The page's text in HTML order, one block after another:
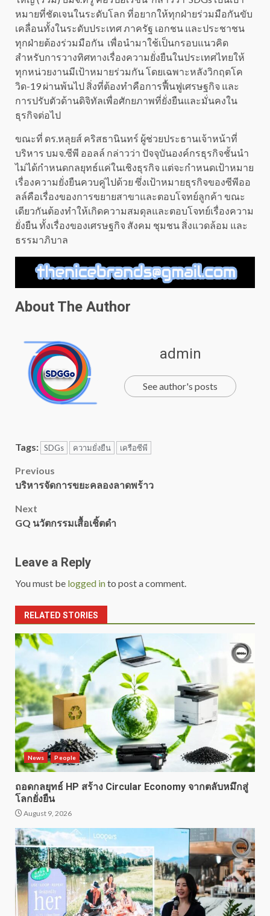
หมายที่ชัดเจนในระดับโลก ที่อยากให้ทุกฝ่ายร่วมมือกันขับ
เคลื่อนทั้งในระดับประเทศ ภาครัฐ เอกชน และประชาชน
ทุกฝ่ายต้องร่วมมือกัน เพื่อนำมาใช้เป็นกรอบแนวคิด
สำหรับการวางทิศทางเรื่องความยั่งยืนในประเทศไทยให้
ทุกหน่วยงานมีเป้าหมายร่วมกัน โดยเฉพาะหลังวิกฤตโค
วิด-19 ผ่านพ้นไป สิ่งที่ต้องทำคือการฟื้นฟูเศรษฐกิจ และ
การปรับตัวด้านดิจิทัลเพื่อศักยภาพที่ยั่งยืนและมั่นคงใน
ธุรกิจต่อไป
ขณะที่ ดร.หลุยส์ คริสธานินทร์ ผู้ช่วยประธานเจ้าหน้าที่
บริหาร บมจ.ซีพี ออลล์ กล่าวว่า ปัจจุบันองค์กรธุรกิจชั้นนำ
ไม่ได้กำหนดกลยุทธ์แค่ในเชิงธุรกิจ แต่จะกำหนดเป้าหมาย
เรื่องความยั่งยืนควบคู่ไปด้วย ซึ่งเป้าหมายธุรกิจของซีพีออ
ลล์คือเรื่องของการขยายสาขาและตอบโจทย์ลูกค้า ขณะ
เดียวกันต้องทำให้เกิดความสมดุลและตอบโจทย์เรื่องความ
ยั่งยืน ทั้งเรื่องของเศรษฐกิจ สังคม ชุมชน สิ่งแวดล้อม และ
ธรรมาภิบาล
About The Author
admin
See author's posts
Tags: SDGs ความยั่งยืน เครือซีพี
Post
Previous
บริหารจัดการขยะคลองลาดพร้าว
Next
GQ นวัตกรรมเสื้อเชิ้ตดำ
Leave a Reply
You must be logged into post a comment.
RELATED STORIES
News People
ถอดกลยุทธ์ HP สร้าง Circular Economy จากตลับหมึกสู่
โลกยั่งยืน
August 9, 2026